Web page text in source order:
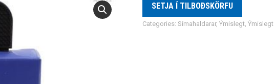
SETJA Í TILBOÐSKÖRFU
Categories: Símahaldarar, Ýmislegt, Ýmislegt